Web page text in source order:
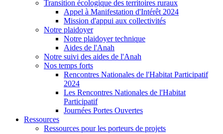
Transition écologique des territoires ruraux
Appel à Manifestation d'Intérêt 2024
Mission d'appui aux collectivités
Notre plaidoyer
Notre plaidoyer technique
Aides de l'Anah
Notre suivi des aides de l'Anah
Nos temps forts
Rencontres Nationales de l'Habitat Participatif
2024
Les Rencontres Nationales de l'Habitat
Participatif
Journées Portes Ouvertes
Ressources
Ressources pour les porteurs de projets